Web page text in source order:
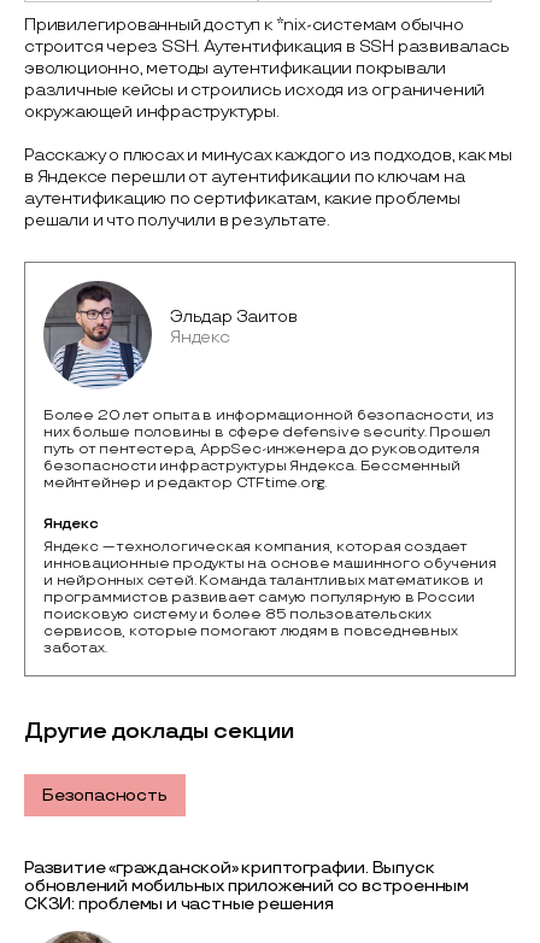
Привилегированный доступ к *nix-системам обычно
строится через SSH. Аутентификация в SSH развивалась
эволюционно, методы аутентификации покрывали
различные кейсы и строились исходя из ограничений
окружающей инфраструктуры.
Расскажу о плюсах и минусах каждого из подходов, как мы
в Яндексе перешли от аутентификации по ключам на
аутентификацию по сертификатам, какие проблемы
решали и что получили в результате.
Эльдар Заитов
Яндекс
Более 20 лет опыта в информационной безопасности, из
них больше половины в сфере defensive security. Прошел
путь от пентестера, AppSec-инженера до руководителя
безопасности инфраструктуры Яндекса. Бессменный
мейнтейнер и редактор CTFtime.org.
Яндекс
Яндекс — технологическая компания, которая создает
инновационные продукты на основе машинного обучения
и нейронных сетей. Команда талантливых математиков и
программистов развивает самую популярную в России
поисковую систему и более 85 пользовательских
сервисов, которые помогают людям в повседневных
заботах.
Другие доклады секции
Безопасность
Развитие «гражданской» криптографии. Выпуск
обновлений мобильных приложений со встроенным
СКЗИ: проблемы и частные решения